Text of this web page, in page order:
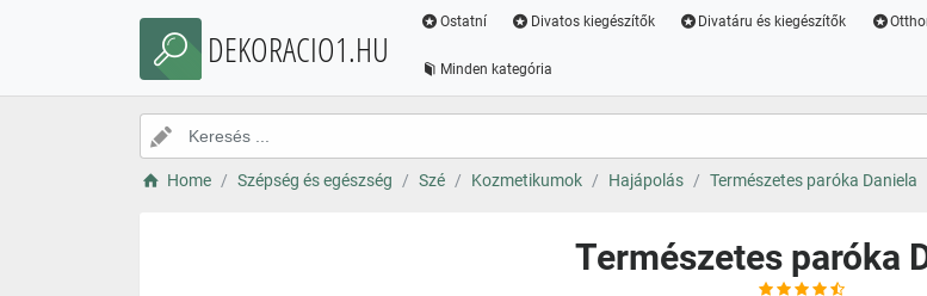
DEKORACIO1.HU
Ostatní Divatos kiegészítők Divatáru és kiegészítők
Minden kategória
Home Szépség és egészség Szé Kozmetikumok Hajápolás Természetes paróka Daniela
Természetes paróka